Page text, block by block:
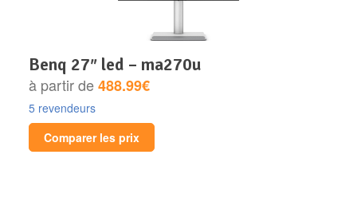
benq 27″ led – ma270u
à partir de488.99€
5 revendeurs
Comparer les prix